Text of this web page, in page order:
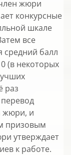
жюри
конкурсные
шкале
все
средний балл
(в некоторых
раз
жюри, и
призовым
утверждает
к работе.